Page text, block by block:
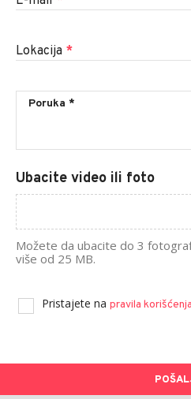
Lokacija *
Ubacite video ili foto
Možete da ubacite do 3
više od 25 MB.
Pristajete na pravila korišćenja